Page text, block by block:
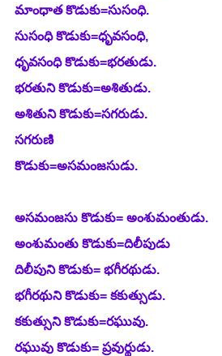
మాంధాత కొడుకు=సుసంధి.
సుసంధి కొడుకు=ధృవసంధి,
ధృవసంధి కొడుకు=భరతుడు.
భరతుని కొడుకు=అశితుడు.
అశితుని కొడుకు=సగరుడు.
సగరుణి
అసమంజసు కొడుకు= అంశుమంతుడు.
అంశుమంతు కొడుకు=దిలీపుడు
దిలీపుని కొడుకు= భగీరథుడు.
భగీరథుని కొడుకు= కకుత్సుడు.
కకుత్సుని కొడుకు=రఘువు.
రఘువు కొడుకు= ప్రవుర్థుడు.